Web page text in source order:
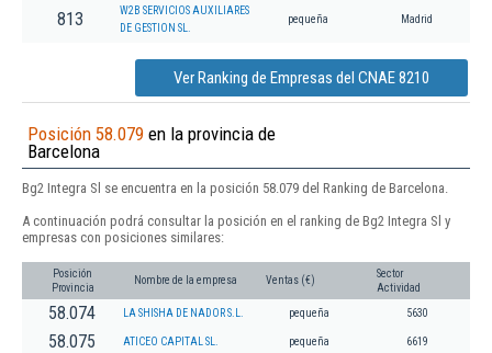
813
W2B SERVICIOS AUXILIARES
DE GESTION SL.
pequeña Madrid
Ver Ranking de Empresas del CNAE 8210
Posición 58.079 en la provincia de
Barcelona
Bg2 Integra Sl se encuentra en la posición 58.079 del Ranking de Barcelona.
A continuación podrá consultar la posición en el ranking de Bg2 Integra Sl y
empresas con posiciones similares:
Posición
Provincia
Nombre de la empresa Ventas (€)
Sector
Actividad
58.074 LA SHISHA DE NADOR S.L. pequeña 5630
58.075 ATICEO CAPITAL SL. pequeña 6619